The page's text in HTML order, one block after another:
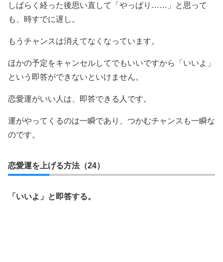
しばらく経った後思い直して「やっぱり……」と思って
も、時すでに遅し。
もうチャンスは消えてなくなっています。
ほかの予定をキャンセルしてでもいいですから「いいよ」
という即答ができないといけません。
恋愛運がいい人は、即答できる人です。
運がやってくるのは一瞬であり、つかむチャンスも一瞬な
のです。
恋愛運を上げる方法（24）
「いいよ」と即答する。